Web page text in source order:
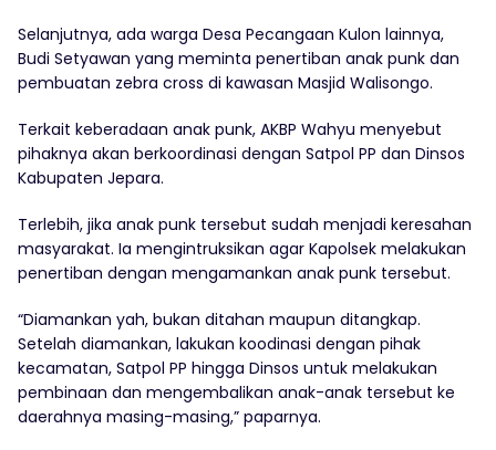
Selanjutnya, ada warga Desa Pecangaan Kulon lainnya,
Budi Setyawan yang meminta penertiban anak punk dan
pembuatan zebra cross di kawasan Masjid Walisongo.
Terkait keberadaan anak punk, AKBP Wahyu menyebut
pihaknya akan berkoordinasi dengan Satpol PP dan Dinsos
Kabupaten Jepara.
Terlebih, jika anak punk tersebut sudah menjadi keresahan
masyarakat. Ia mengintruksikan agar Kapolsek melakukan
penertiban dengan mengamankan anak punk tersebut.
“Diamankan yah, bukan ditahan maupun ditangkap.
Setelah diamankan, lakukan koodinasi dengan pihak
kecamatan, Satpol PP hingga Dinsos untuk melakukan
pembinaan dan mengembalikan anak-anak tersebut ke
daerahnya masing-masing,” paparnya.